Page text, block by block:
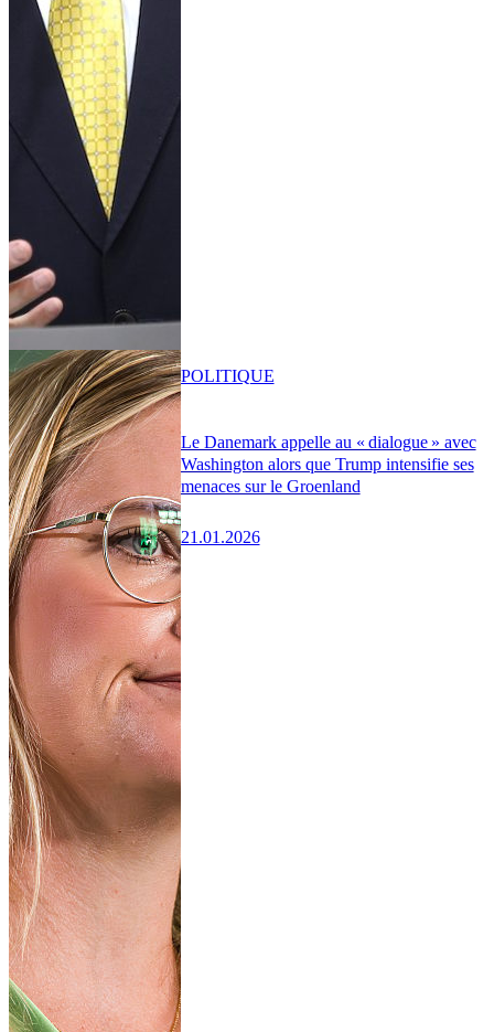
Le Danemark appelle au « dialogue » avec
Washington alors que Trump intensifie ses
menaces sur le Groenland
21.01.2026
POLITIQUE